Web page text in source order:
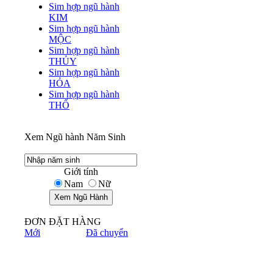
Sim hợp ngũ hành
KIM
Sim hợp ngũ hành
MỘC
Sim hợp ngũ hành
THỦY
Sim hợp ngũ hành
HỎA
Sim hợp ngũ hành
THỔ
Xem Ngũ hành Năm Sinh
Giới tính
Nam
Nữ
ĐƠN ĐẶT HÀNG
Mới
Đã chuyển